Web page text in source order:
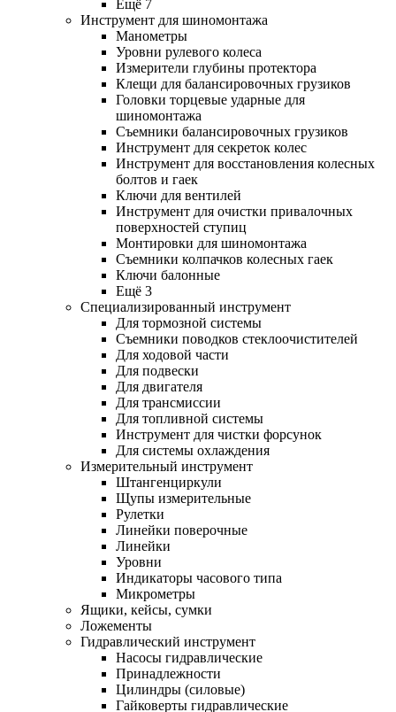
Ещё 7
Инструмент для шиномонтажа
Манометры
Уровни рулевого колеса
Измерители глубины протектора
Клещи для балансировочных грузиков
Головки торцевые ударные для
шиномонтажа
Съемники балансировочных грузиков
Инструмент для секреток колес
Инструмент для восстановления колесных
болтов и гаек
Ключи для вентилей
Инструмент для очистки привалочных
поверхностей ступиц
Монтировки для шиномонтажа
Съемники колпачков колесных гаек
Ключи балонные
Ещё 3
Специализированный инструмент
Для тормозной системы
Съемники поводков стеклоочистителей
Для ходовой части
Для подвески
Для двигателя
Для трансмиссии
Для топливной системы
Инструмент для чистки форсунок
Для системы охлаждения
Измерительный инструмент
Штангенциркули
Щупы измерительные
Рулетки
Линейки поверочные
Линейки
Уровни
Индикаторы часового типа
Микрометры
Ящики, кейсы, сумки
Ложементы
Гидравлический инструмент
Насосы гидравлические
Принадлежности
Цилиндры (силовые)
Гайковерты гидравлические